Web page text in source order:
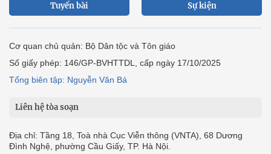
Tuyến bài Sự kiện
Cơ quan chủ quản: Bộ Dân tộc và Tôn giáo
Số giấy phép: 146/GP-BVHTTDL, cấp ngày 17/10/2025
Tổng biên tập: Nguyễn Văn Bá
Liên hệ tòa soạn
Địa chỉ: Tầng 18, Toà nhà Cục Viễn thông (VNTA), 68 Dương
Đình Nghệ, phường Cầu Giấy, TP. Hà Nội.